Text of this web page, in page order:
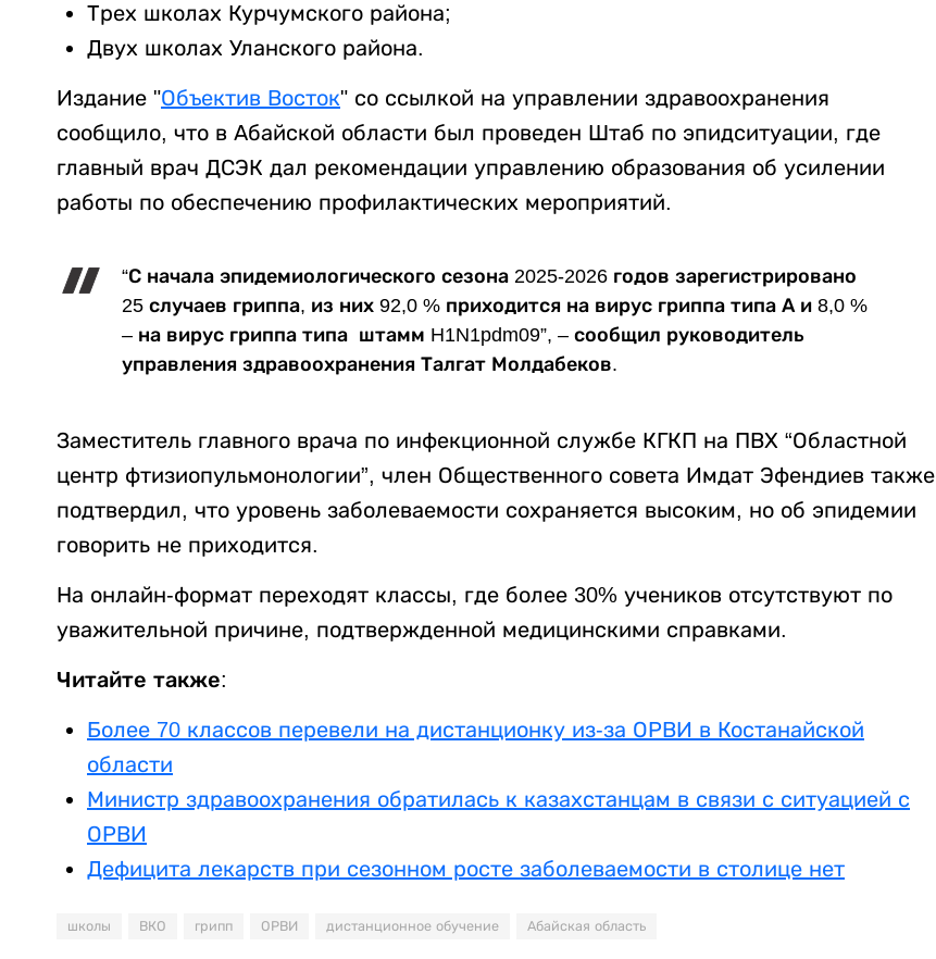
Трех школах Курчумского района;
Двух школах Уланского района.
Издание "Объектив Восток" со ссылкой на управлении здравоохранения
сообщило, что в Абайской области был проведен Штаб по эпидситуации, где
главный врач ДСЭК дал рекомендации управлению образования об усилении
работы по обеспечению профилактических мероприятий.
“С начала эпидемиологического сезона 2025-2026 годов зарегистрировано
25 случаев гриппа, из них 92,0 % приходится на вирус гриппа типа А и 8,0 %
– на вирус гриппа типа штамм H1N1pdm09”, – сообщил руководитель
управления здравоохранения Талгат Молдабеков.
Заместитель главного врача по инфекционной службе КГКП на ПВХ “Областной
центр фтизиопульмонологии”, член Общественного совета Имдат Эфендиев также
подтвердил, что уровень заболеваемости сохраняется высоким, но об эпидемии
говорить не приходится.
На онлайн-формат переходят классы, где более 30% учеников отсутствуют по
уважительной причине, подтвержденной медицинскими справками.
Читайте также:
Более 70 классов перевели на дистанционку из-за ОРВИ в Костанайской
области
Министр здравоохранения обратилась к казахстанцам в связи с ситуацией с
ОРВИ
Дефицита лекарств при сезонном росте заболеваемости в столице нет
школы ВКО грипп ОРВИ дистанционное обучение Абайская область